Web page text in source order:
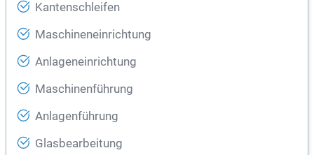
Kantenschleifen
Maschineneinrichtung
Anlageneinrichtung
Maschinenführung
Anlagenführung
Glasbearbeitung